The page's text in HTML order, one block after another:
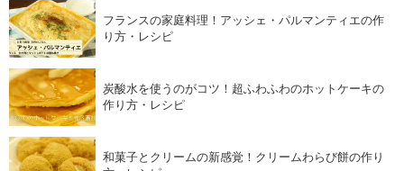
フランスの家庭料理！アッシェ・パルマンティエの作
り方・レシピ
炭酸水を使うのがコツ！超ふわふわのホットケーキの
作り方・レシピ
和菓子とクリームの新感覚！クリームわらび餅の作り